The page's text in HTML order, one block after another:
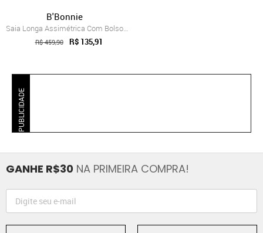
B'Bonnie
Saia Longa Assimétrica Com Bolsos B’Bonn...
R$ 459,90 R$ 135,91
PUBLICIDADE
GANHE R$30 NA PRIMEIRA COMPRA!